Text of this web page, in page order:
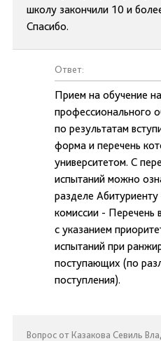
школу закончили 10 и
Спасибо.
Ответ:
Прием на обучение
профессионального
по результатам
форма и перечень
университетом. С
испытаний можно
разделе
комиссии - Перечень
с указанием
испытаний при
поступающих (по
поступления).
Вопрос от Казакова Севиль